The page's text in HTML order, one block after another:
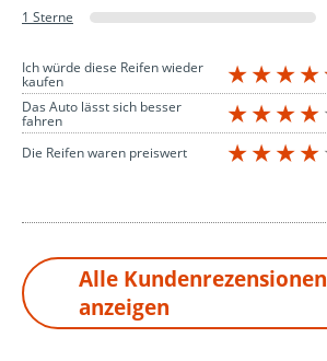
1 Sterne
Ich würde diese Reifen wieder
kaufen
Das Auto lässt sich besser
fahren
Die Reifen waren preiswert
Alle Kundenrezensionen
anzeigen